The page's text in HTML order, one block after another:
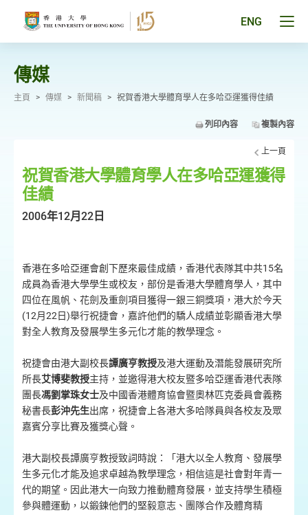
ENG
傳媒
主頁 > 傳媒 > 新聞稿 > 祝賀香港大學體育學人在多哈亞運獲得佳績
列印內容 複製內容
上一頁
祝賀香港大學體育學人在多哈亞運獲得
佳績
2006年12月22日
香港在多哈亞運會創下歷來最佳成績，香港代表隊其中共15名
成員為香港大學學生或校友，部份是香港大學體育學人，其中
四位在風帆、花劍及重劍項目獲得一銀三銅獎項，港大於今天
(12月22日)舉行祝捷會，嘉許他們的驕人成績並彰顯香港大學
對全人教育及發展學生多元化才能的教學理念。
祝捷會由港大副校長譚廣亨教授及港大運動及潛能發展研究所
所長艾博斐教授主持，並邀得港大校友暨多哈亞運香港代表隊
團長馮劉掌珠女士及中國香港體育協會暨奧林匹克委員會義務
秘書長彭沖先生出席，祝捷會上各港大多哈隊員與各校友及眾
嘉賓分享比賽及獲獎心聲。
港大副校長譚廣亨教授致詞時說：「港大以全人教育、發展學
生多元化才能及追求卓越為教學理念，相信這是社會對年青一
代的期望。因此港大一向致力推動體育發展，並支持學生積極
參與體運動，以鍛鍊他們的堅毅意志、團隊合作及體育精